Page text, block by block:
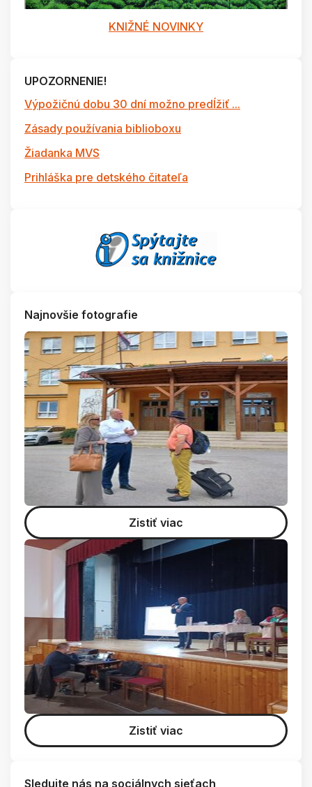
KNIŽNÉ NOVINKY
UPOZORNENIE!
Výpožičnú dobu 30 dní možno predĺžiť ...
Zásady používania biblioboxu
Žiadanka MVS
Prihláška pre detského čitateľa
Najnovšie fotografie
Zistiť viac
Zistiť viac
Sledujte nás na sociálnych sieťach